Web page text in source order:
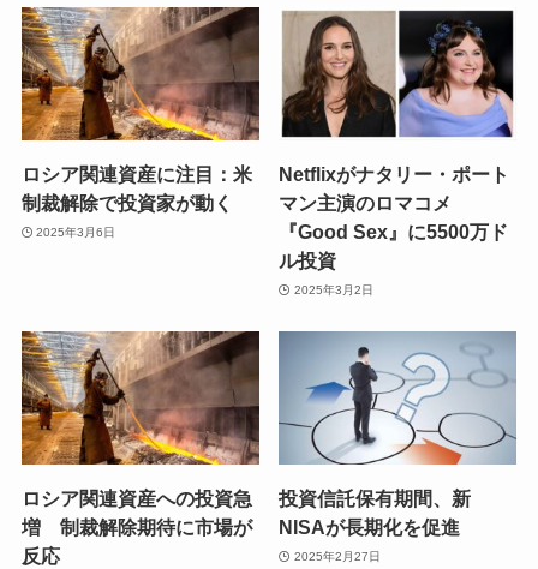
ロシア関連資産に注目：米
制裁解除で投資家が動く
2025年3月6日
Netflixがナタリー・ポート
マン主演のロマコメ
『Good Sex』に5500万ド
ル投資
2025年3月2日
ロシア関連資産への投資急
増 制裁解除期待に市場が
反応
投資信託保有期間、新
NISAが長期化を促進
2025年2月27日